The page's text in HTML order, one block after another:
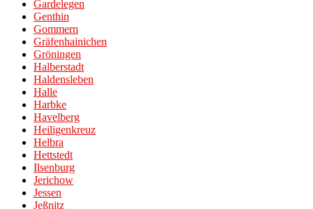
Gardelegen
Genthin
Gommern
Gräfenhainichen
Gröningen
Halberstadt
Haldensleben
Halle
Harbke
Havelberg
Heiligenkreuz
Helbra
Hettstedt
Ilsenburg
Jerichow
Jessen
Jeßnitz